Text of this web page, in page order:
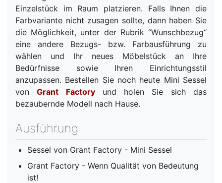
Einzelstück im Raum platzieren. Falls Ihnen die
Farbvariante nicht zusagen sollte, dann haben Sie
die Möglichkeit, unter der Rubrik “Wunschbezug“
eine andere Bezugs- bzw. Farbausführung zu
wählen und Ihr neues Möbelstück an Ihre
Bedürfnisse sowie Ihren Einrichtungsstil
anzupassen. Bestellen Sie noch heute Mini Sessel
vonGrant Factoryund holen Sie sich das
bezaubernde Modell nach Hause.
Ausführung
Sessel von Grant Factory - Mini Sessel
Grant Factory - Wenn Qualität von Bedeutung
ist!